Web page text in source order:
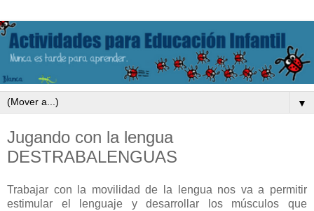
▼
Jugando con la lengua
DESTRABALENGUAS
Trabajar con la movilidad de la lengua nos va a permitir
estimular el lenguaje y desarrollar los músculos que